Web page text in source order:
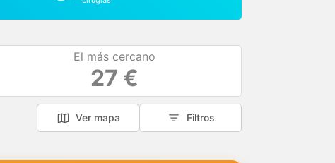
El más cercano
27 €
Ver mapa Filtros